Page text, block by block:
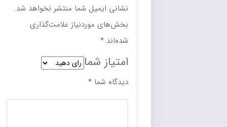
نشانی ایمیل شما منتشر نخواهد شد.
بخش‌های موردنیاز علامت‌گذاری
*
امتیاز شما
دیدگاه شما*